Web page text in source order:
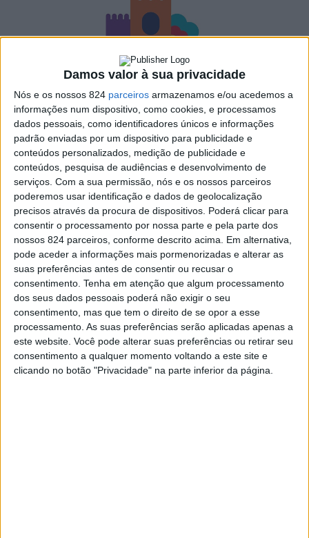
Damos valor à sua privacidade
Nós e os nossos 824 parceiros armazenamos e/ou acedemos a
informações num dispositivo, como cookies, e processamos
dados pessoais, como identificadores únicos e informações
padrão enviadas por um dispositivo para publicidade e
conteúdos personalizados, medição de publicidade e
conteúdos, pesquisa de audiências e desenvolvimento de
serviços. Com a sua permissão, nós e os nossos parceiros
poderemos usar identificação e dados de geolocalização
precisos através da procura de dispositivos. Poderá clicar para
consentir o processamento por nossa parte e pela parte dos
nossos 824 parceiros, conforme descrito acima. Em alternativa,
pode aceder a informações mais pormenorizadas e alterar as
suas preferências antes de consentir ou recusar o
consentimento. Tenha em atenção que algum processamento
dos seus dados pessoais poderá não exigir o seu
consentimento, mas que tem o direito de se opor a esse
processamento. As suas preferências serão aplicadas apenas a
este website. Você pode alterar suas preferências ou retirar seu
consentimento a qualquer momento voltando a este site e
clicando no botão "Privacidade" na parte inferior da página.
O Município de Campo Maior tem a partir de hoje, dia 6
de Setembro, uma nova identidade gráfica que será a
nova imagem institucional do Município.
Intimamente associada à marca turística “Onde Tudo Se
Faz Flor”, que foi acolhida com grande entusiasmo por
todos os campomaiorenses, esta nova imagem gráfica,
vem complementar o trabalho desenvolvido nos últimos
anos em termos de identidade.